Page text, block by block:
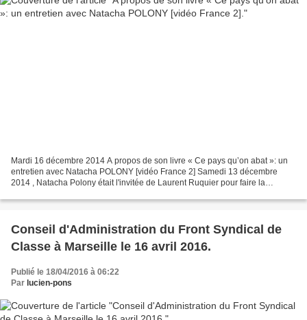
Mardi 16 décembre 2014 A propos de son livre « Ce pays qu’on abat »: un
entretien avec Natacha POLONY [vidéo France 2] Samedi 13 décembre
2014 , Natacha Polony était l'invitée de Laurent Ruquier pour faire la
Conseil d'Administration du Front Syndical de
Classe à Marseille le 16 avril 2016.
Publié le 18/04/2016 à 06:22
Par lucien-pons